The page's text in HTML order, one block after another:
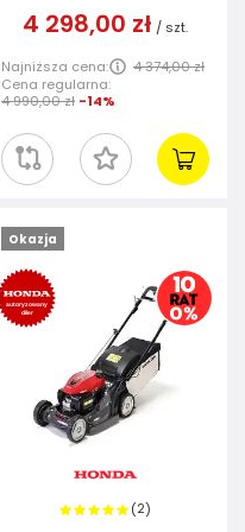
4 298,00 zł / szt.
Najniższa cena:
4 374,00 zł
Cena regularna:
4 990,00 zł -14%
Okazja
(2)